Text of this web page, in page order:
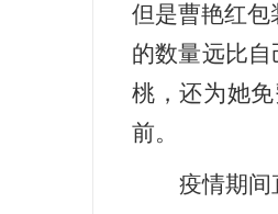
但是曹艳红包
的数量远比
桃，还为她
前。
疫情期间